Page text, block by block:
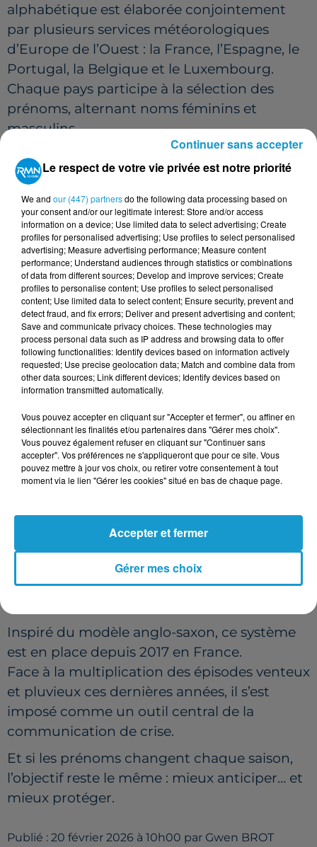
alphabétique est élaborée conjointement
par plusieurs services météorologiques
d’Europe de l’Ouest : la France, l’Espagne, le
Portugal, la Belgique et le Luxembourg.
Chaque pays participe à la sélection des
prénoms, alternant noms féminins et
masculins.
COMMENT UNE TEMPÊTE EST-ELLE
BAPTISÉE ?
Lorsqu’une dépression est susceptible
d’entraîner des vents violents et de
déclencher des vigilances étendues, le
service météo du pays le plus concerné lui
attribue le prénom suivant sur la liste.
Ainsi, Pedro n’a pas été choisi pour une
raison particulière : il correspond
simplement à l’ordre alphabétique prévu
pour la saison en cours.
UN OUTIL POUR MIEUX ALERTER
Donner un prénom à une tempête n’a rien
d’anecdotique.
Cela permet aux médias, aux autorités et au
grand public de parler du même événement
perturbations se succèdent.
Un nom court, facile à retenir, qui favorise la
diffusion rapide des consignes de sécurité.
UNE PRATIQUE DÉSORMAIS BIEN
Inspiré du modèle anglo-saxon, ce système
est en place depuis 2017 en France.
Face à la multiplication des épisodes venteux
et pluvieux ces dernières années, il s’est
imposé comme un outil central de la
communication de crise.
Et si les prénoms changent chaque saison,
l’objectif reste le même : mieux anticiper… et
mieux protéger.
Publié : 20 février 2026 à 10h00 par Gwen BROT
Le respect de votre vie privée est notre priorité
We and our (447) partnersdo the following data processing based on
your consent and/or our legitimate interest: Store and/or access
information on a device; Use limited data to select advertising; Create
profiles for personalised advertising; Use profiles to select personalised
advertising; Measure advertising performance; Measure content
performance; Understand audiences through statistics or combinations
of data from different sources; Develop and improve services; Create
profiles to personalise content; Use profiles to select personalised
content; Use limited data to select content; Ensure security, prevent and
detect fraud, and fix errors; Deliver and present advertising and content;
Save and communicate privacy choices. These technologies may
process personal data such as IP address and browsing data to offer
following functionalities: Identify devices based on information actively
requested; Use precise geolocation data; Match and combine data from
other data sources; Link different devices; Identify devices based on
information transmitted automatically.
Vous pouvez accepter en cliquant sur "Accepter et fermer", ou affiner en
sélectionnant les finalités et/ou partenaires dans "Gérer mes choix".
Vous pouvez également refuser en cliquant sur "Continuer sans
accepter". Vos préférences ne s'appliqueront que pour ce site. Vous
pouvez mettre à jour vos choix, ou retirer votre consentement à tout
moment via le lien "Gérer les cookies" situé en bas de chaque page.
Gérer mes choix
Accepter et fermer
Continuer sans accepter